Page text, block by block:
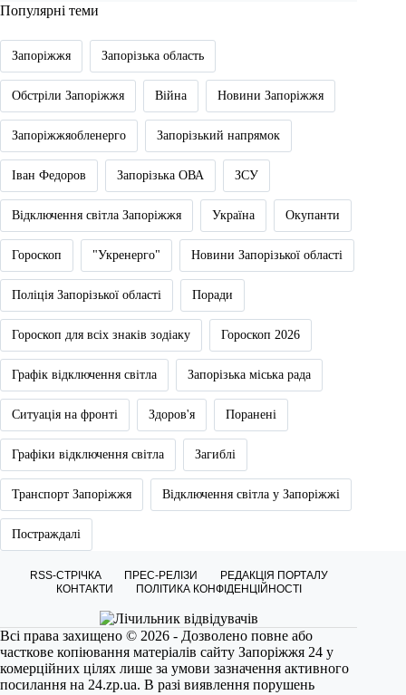
Популярні теми
Запоріжжя Запорізька область
Обстріли Запоріжжя Війна Новини Запоріжжя
Запоріжжяобленерго Запорізький напрямок
Іван Федоров Запорізька ОВА ЗСУ
Відключення світла Запоріжжя Україна Окупанти
Гороскоп "Укренерго" Новини Запорізької області
Поліція Запорізької області Поради
Гороскоп для всіх знаків зодіаку Гороскоп 2026
Графік відключення світла Запорізька міська рада
Ситуація на фронті Здоров'я Поранені
Графіки відключення світла Загиблі
Транспорт Запоріжжя Відключення світла у Запоріжжі
Постраждалі
RSS-СТРІЧКА ПРЕС-РЕЛІЗИ
РЕДАКЦІЯ ПОРТАЛУ
КОНТАКТИ
ПОЛІТИКА КОНФІДЕНЦІЙНОСТІ
Всі права захищено © 2026 - Дозволено повне або
часткове копіювання матеріалів сайту Запоріжжя 24 у
комерційних цілях лише за умови зазначення активного
посилання на 24.zp.ua. В разі виявлення порушень